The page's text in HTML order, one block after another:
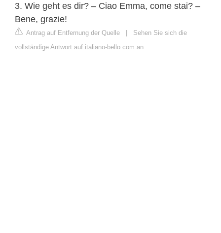
3. Wie geht es dir? – Ciao Emma, come stai? –
Bene, grazie!
Antrag auf Entfernung der Quelle
Sehen Sie sich die
vollständige Antwort auf italiano-bello.com an